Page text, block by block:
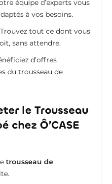
équipe d’experts vous
à vos besoins.
tout ce dont vous
sans attendre.
d’offres
du trousseau de
le Trousseau
chez Ô’CASE
trousseau de